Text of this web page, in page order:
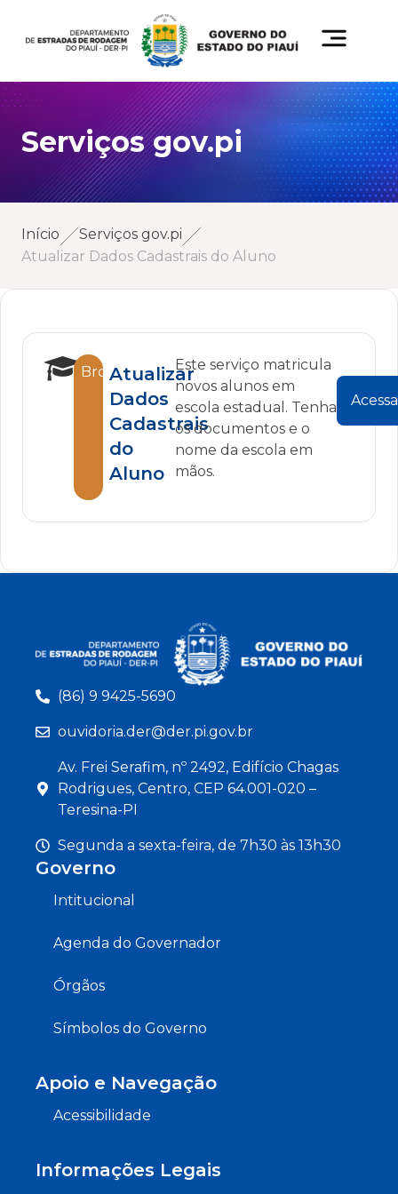
Serviços gov.pi
Início
Serviços gov.pi
Atualizar Dados Cadastrais do Aluno
BronzeAtualizar
Dados
Cadastrais
do
Aluno
Este serviço matricula
novos alunos em
escola estadual. Tenha
os documentos e o
nome da escola em
mãos.
(86) 9 9425-5690
ouvidoria.der@der.pi.gov.br
Av. Frei Serafim, nº 2492, Edifício Chagas
Rodrigues, Centro, CEP 64.001-020 –
Teresina-PI
Segunda a sexta-feira, de 7h30 às 13h30
Governo
Intitucional
Agenda do Governador
Órgãos
Símbolos do Governo
Apoio e Navegação
Acessibilidade
Informações Legais